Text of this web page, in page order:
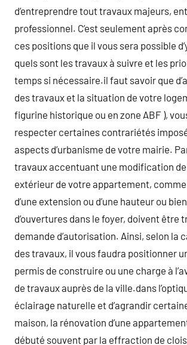
d’entreprendre tout travaux majeurs,
professionnel. C’est seulement après
ces positions que il vous sera possible
quels sont les travaux à suivre et les
temps si nécessaire.il faut savoir que
des travaux et la situation de votre
figurine historique ou en zone ABF ),
respecter certaines contrariétés
aspects d’urbanisme de votre mairie.
travaux accentuant une modification de
extérieur de votre appartement,
d’une extension ou d’une hauteur ou
d’ouvertures dans le foyer, doivent être
demande d’autorisation. Ainsi, selon la
des travaux, il vous faudra positionner
permis de construire ou une charge à
de travaux auprès de la ville.dans
éclairage naturelle et d’agrandir
maison, la rénovation d’une
débuté souvent par la effraction de